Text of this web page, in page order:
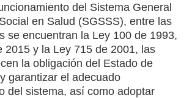
del Sistema General
en Salud (SGSSS), entre las
se encuentran la Ley 100 de 1993,
2015 y la Ley 715 de 2001, las
la obligación del Estado de
garantizar el adecuado
del sistema, así como adoptar